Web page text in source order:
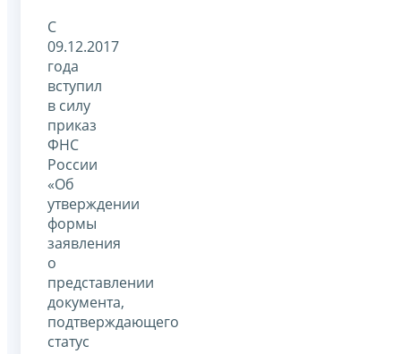
С
09.12.2017
года
вступил
в силу
приказ
ФНС
России
«Об
утверждении
формы
заявления
о
представлении
документа,
подтверждающего
статус